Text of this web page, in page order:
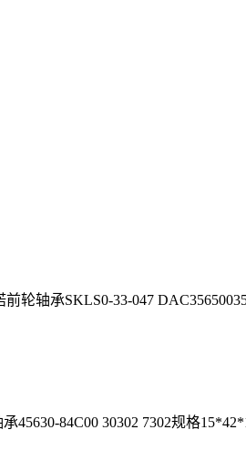
轮轴承SKLS0-33-047
45630-84C00 30302 7302规格